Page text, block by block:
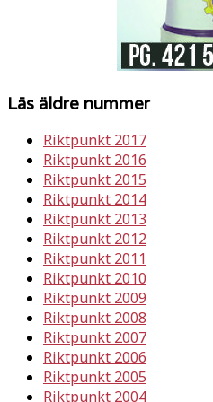
Läs äldre nummer
Riktpunkt 2017
Riktpunkt 2016
Riktpunkt 2015
Riktpunkt 2014
Riktpunkt 2013
Riktpunkt 2012
Riktpunkt 2011
Riktpunkt 2010
Riktpunkt 2009
Riktpunkt 2008
Riktpunkt 2007
Riktpunkt 2006
Riktpunkt 2005
Riktpunkt 2004